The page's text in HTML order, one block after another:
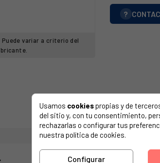
variar a criterio del
?
Usamos cookiespropias y de
del sitio y, con tu consentimiento,
rechazarlas o configurar tus
nuestra política de cookies.
Configurar